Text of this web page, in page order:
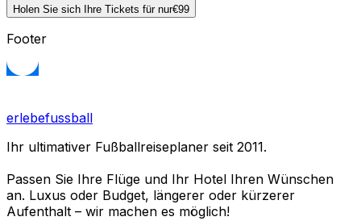
Holen Sie sich Ihre Tickets für nur€99
Footer
erlebefussball
Ihr ultimativer Fußballreiseplaner seit 2011.
Passen Sie Ihre Flüge und Ihr Hotel Ihren Wünschen
an. Luxus oder Budget, längerer oder kürzerer
Aufenthalt – wir machen es möglich!